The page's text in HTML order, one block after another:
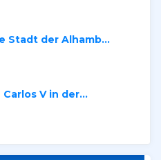
Stadt der Alhamb...
V in der...